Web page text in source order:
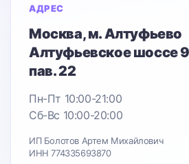
АДРЕС
Москва, м. Алтуфьево
Алтуфьевское шоссе
пав. 22
Пн-Пт 10:00-21:00
Сб-Вс 10:00-20:00
ИП Болотов Артем Михайлович
ИНН 774335693870